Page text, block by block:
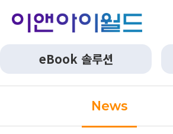
eBook 솔루션
News